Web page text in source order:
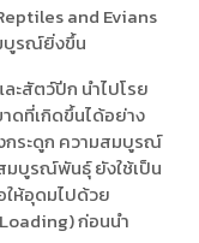
and Evians
บูรณ์ยิ่งขึ้น
ะสัตว์ปีก นำไปโรย
ดที่เกิดขึ้นได้อย่าง
กระดูก ความสมบูรณ์
มบูรณ์พันธุ์ ยังใช้เป็น
ห้อุดมไปด้วย
ก่อนนำ